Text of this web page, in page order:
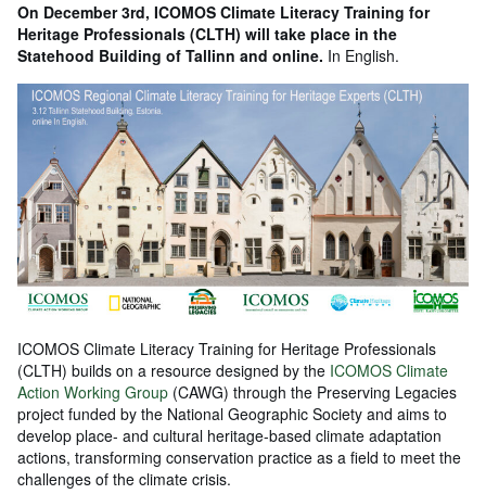
On December 3rd, ICOMOS Climate Literacy Training for
Heritage Professionals (CLTH) will take place in the
Statehood Building of Tallinn and online. In English.
ICOMOS Climate Literacy Training for Heritage Professionals
(CLTH) builds on a resource designed by the ICOMOS Climate
Action Working Group (CAWG) through the Preserving Legacies
project funded by the National Geographic Society and aims to
develop place- and cultural heritage-based climate adaptation
actions, transforming conservation practice as a field to meet the
challenges of the climate crisis.